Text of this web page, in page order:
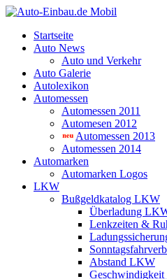
Startseite
Auto News
Auto und Verkehr
Auto Galerie
Autolexikon
Automessen
Automessen 2011
Automesen 2012
Automessen 2013
Automessen 2014
Automarken
Automarken Logos
LKW
Bußgeldkatalog LKW
Überladung
Lenkzeiten &
Abstand LKW